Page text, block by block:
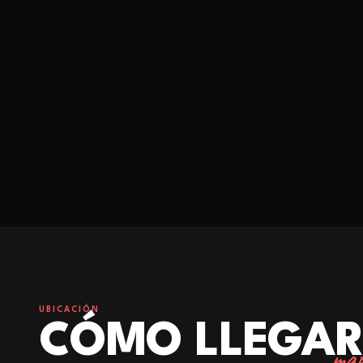
UBICACIÓN
CÓMO LLEGAR